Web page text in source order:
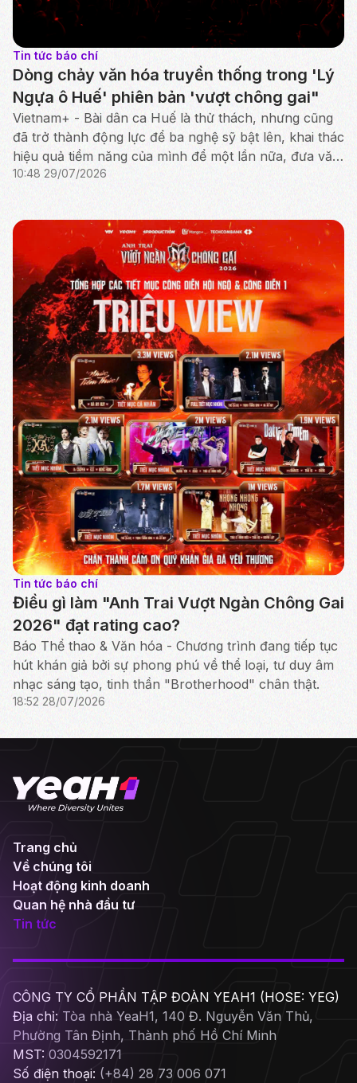
Tin tức báo chí
Dòng chảy văn hóa truyền thống trong 'Lý
Ngựa ô Huế' phiên bản 'vượt chông gai"
Vietnam+ - Bài dân ca Huế là thử thách, nhưng cũng
đã trở thành động lực để ba nghệ sỹ bật lên, khai thác
hiệu quả tiềm năng của mình để một lần nữa, đưa văn
hóa truyền thống tỏa sáng rực rỡ.
10:48 29/07/2026
Tin tức báo chí
Điều gì làm "Anh Trai Vượt Ngàn Chông Gai
2026" đạt rating cao?
Báo Thể thao & Văn hóa - Chương trình đang tiếp tục
hút khán giả bởi sự phong phú về thể loại, tư duy âm
nhạc sáng tạo, tinh thần "Brotherhood" chân thật.
18:52 28/07/2026
Trang chủ
Về chúng tôi
Hoạt động kinh doanh
Quan hệ nhà đầu tư
Tin tức
CÔNG TY CỔ PHẦN TẬP ĐOÀN YEAH1 (HOSE: YEG)
Địa chỉ: Tòa nhà YeaH1, 140 Đ. Nguyễn Văn Thủ,
Phường Tân Định, Thành phố Hồ Chí Minh
MST: 0304592171
Số điện thoại: (+84) 28 73 006 071